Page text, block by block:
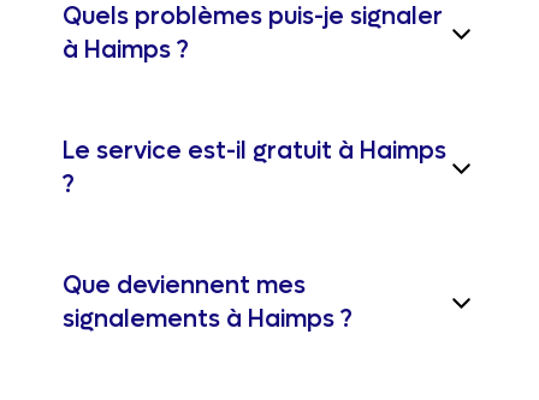
Quels problèmes puis-je signaler
à Haimps ?
Le service est-il gratuit à Haimps
?
Que deviennent mes
signalements à Haimps ?